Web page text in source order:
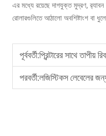
এর মধ্যে রয়েছে দাগযুক্ত মুদ্রণ,
রোলারগুলিতে আঠালো অবশিষ্টাংশ বা
পূর্ববর্তী:প্রিন্টারের সাথে তাপীয়
পরবর্তী:লজিস্টিকস লেবেলের